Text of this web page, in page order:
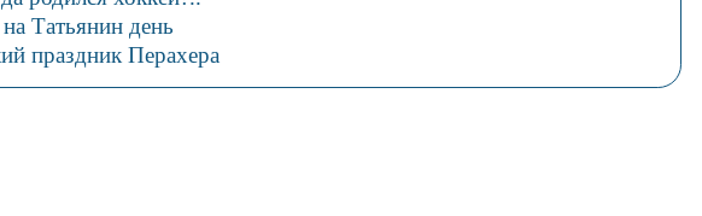
Татьянин день
праздник Перахера